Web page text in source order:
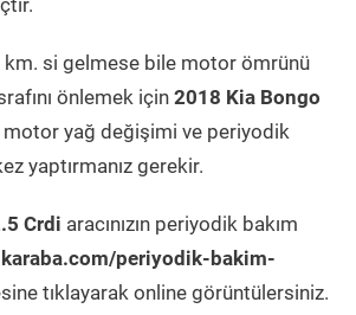
km. si gelmese bile motor ömrünü
önlemek için 2018 Kia Bongo
motor yağ değişimi ve periyodik
yaptırmanız gerekir.
Crdi aracınızın periyodik bakım
periyodik-bakim-
tıklayarak online görüntülersiniz.